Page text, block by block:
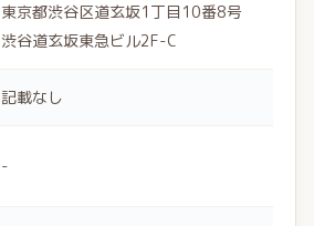
東京都渋谷区道玄坂1丁目10番8号
渋谷道玄坂東急ビル2F-C
記載なし
-